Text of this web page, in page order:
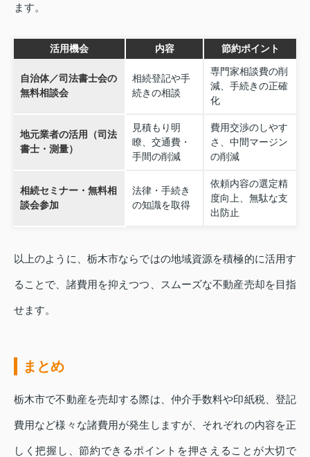
ます。
活用機会 内容 節約ポイント
自治体／司法書士会の
無料相談会
相続登記や手
続きの相談
専門家相談費の削
減、手続きの正確
化
地元業者の活用（司法
書士・測量）
見積もり明
瞭、交通費・
手間の削減
費用交渉のしやす
さ、中間マージン
の削減
相続セミナー・無料相
談会参加
法律・手続き
の知識を取得
依頼内容の選定精
度向上、無駄な支
出防止
以上のように、栃木市ならではの地域資源を積極的に活用す
ることで、諸費用を抑えつつ、スムーズな不動産売却を目指
せます。
まとめ
栃木市で不動産を売却する際は、仲介手数料や印紙税、登記
費用など様々な諸費用が発生しますが、それぞれの内容を正
しく把握し、節約できるポイントを押さえることが大切で